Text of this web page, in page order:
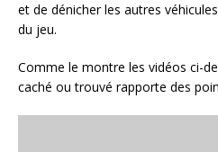
et de dénicher les autres
du jeu.
Comme le montre les vidéos ci-
caché ou trouvé rapporte des